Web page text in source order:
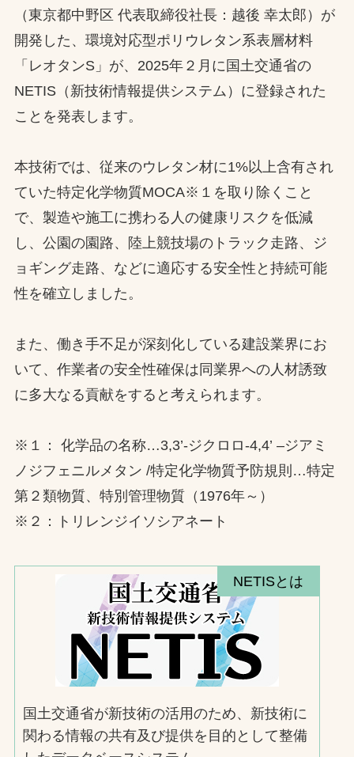
（東京都中野区 代表取締役社長：越後 幸太郎）が
開発した、環境対応型ポリウレタン系表層材料
「レオタンS」が、2025年２月に国土交通省の
NETIS（新技術情報提供システム）に登録された
ことを発表します。
本技術では、従来のウレタン材に1%以上含有され
ていた特定化学物質MOCA※１を取り除くこと
で、製造や施工に携わる人の健康リスクを低減
し、公園の園路、陸上競技場のトラック走路、ジ
ョギング走路、などに適応する安全性と持続可能
性を確立しました。
また、働き手不足が深刻化している建設業界にお
いて、作業者の安全性確保は同業界への人材誘致
に多大なる貢献をすると考えられます。
※１： 化学品の名称…3,3’-ジクロロ-4,4’ –ジアミ
ノジフェニルメタン /特定化学物質予防規則…特定
第２類物質、特別管理物質（1976年～）
※２：トリレンジイソシアネート
NETISとは
国土交通省が新技術の活用のため、新技術に
関わる情報の共有及び提供を目的として整備